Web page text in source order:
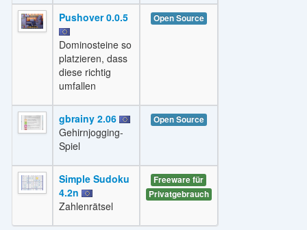
Pushover 0.0.5
Dominosteine so
platzieren, dass
diese richtig
umfallen
Open Source
gbrainy 2.06
Gehirnjogging-
Spiel
Open Source
Simple Sudoku
4.2n
Zahlenrätsel
Freeware für
Privatgebrauch